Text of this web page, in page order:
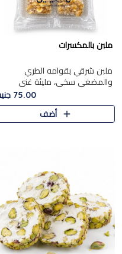
ملبن بالمكسرات
ملبن شرقي بقوامه الطري
والمضغي سخي، مليئة غني
بتشكيلة فاخرة من المكسرات
مشكلة المختارة التي تقدم تضيف
قرمشة مميزة مرضية ونكهة
75.00 جنيه
أضف